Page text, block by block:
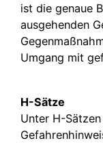
ist die genaue
ausgehenden
Umgang mit
H-Sätze
Unter H-